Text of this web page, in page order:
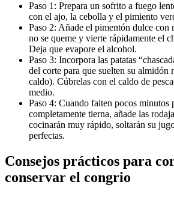
Paso 1: Prepara un sofrito a fuego
con el ajo, la cebolla y el pimiento
Paso 2: Añade el pimentón dulce con
no se queme y vierte rápidamente el
Deja que evapore el alcohol.
Paso 3: Incorpora las patatas
del corte para que suelten su almidón
caldo). Cúbrelas con el caldo de
medio.
Paso 4: Cuando falten pocos minutos
completamente tierna, añade las
cocinarán muy rápido, soltarán su
perfectas.
Consejos prácticos para
conservar el congrio